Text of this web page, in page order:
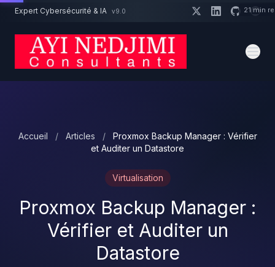
Aller au contenu principal
Expert Cybersécurité & IA v9.0
Accueil / Articles /
Proxmox Backup Manager : Vérifier
et Auditer un Datastore
Virtualisation
Proxmox Backup Manager :
Vérifier et Auditer un
Datastore
Un projet cybersécurité ? 21 min